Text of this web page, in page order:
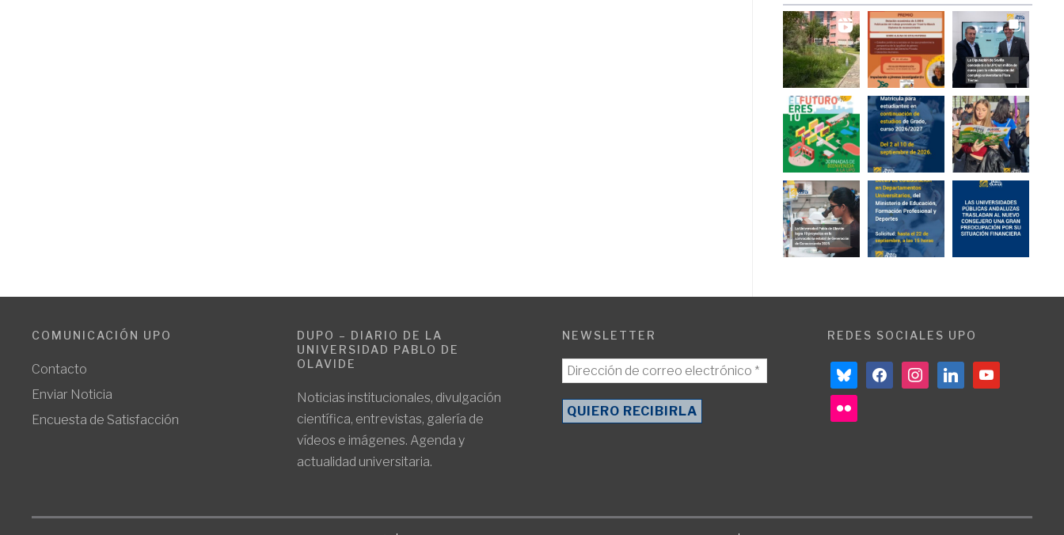
COMUNICACIÓN UPO
Contacto
Enviar Noticia
Encuesta de Satisfacción
DUPO – DIARIO DE LA
UNIVERSIDAD PABLO DE
OLAVIDE
Noticias institucionales, divulgación
científica, entrevistas, galería de
vídeos e imágenes. Agenda y
actualidad universitaria.
NEWSLETTER REDES SOCIALES UPO
blueskyfacebookinstagramlinkedin youtube
flickr